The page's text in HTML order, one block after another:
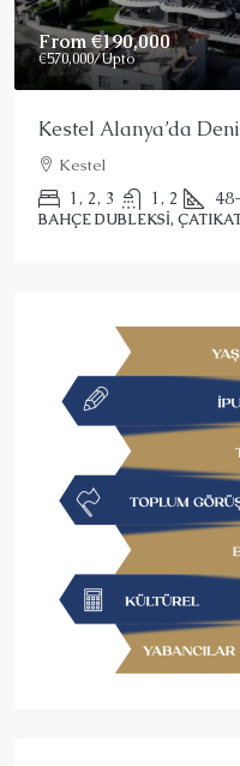
From€190,000
€570,000/Upto
Kestel Alanya’da
Kestel
1, 2, 3 1, 2
BAHÇE DUBLEKSI,